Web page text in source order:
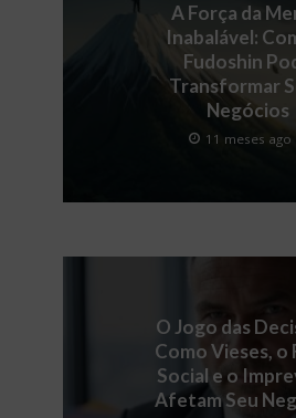
A Força da
Inabalável:
Fudoshin
Transformar
Negócios
11 meses ago
O Jogo das
Como Vieses, o
Social e o
Afetam Seu